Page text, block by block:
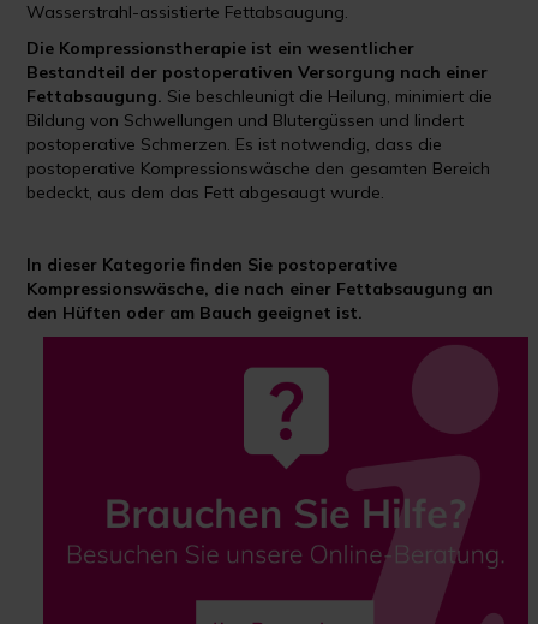
Wasserstrahl-assistierte Fettabsaugung.
Die Kompressionstherapie ist ein wesentlicher
Bestandteil der postoperativen Versorgung nach einer
Fettabsaugung. Sie beschleunigt die Heilung, minimiert die
Bildung von Schwellungen und Blutergüssen und lindert
postoperative Schmerzen. Es ist notwendig, dass die
postoperative Kompressionswäsche den gesamten Bereich
bedeckt, aus dem das Fett abgesaugt wurde.
In dieser Kategorie finden Sie postoperative
Kompressionswäsche, die nach einer Fettabsaugung an
den Hüften oder am Bauch geeignet ist.